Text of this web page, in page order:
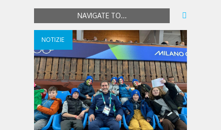
NAVIGATE TO...
NOTIZIE